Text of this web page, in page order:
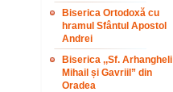
Biserica Ortodoxă cu
hramul Sfântul Apostol
Andrei
Biserica ,,Sf. Arhangheli
Mihail și Gavriil” din
Oradea